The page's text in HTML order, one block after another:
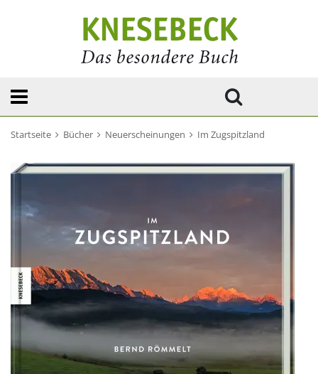
Startseite Bücher Neuerscheinungen Im Zugspitzland